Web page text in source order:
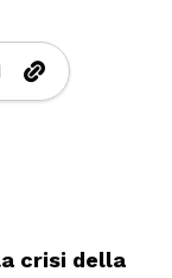
crisi della